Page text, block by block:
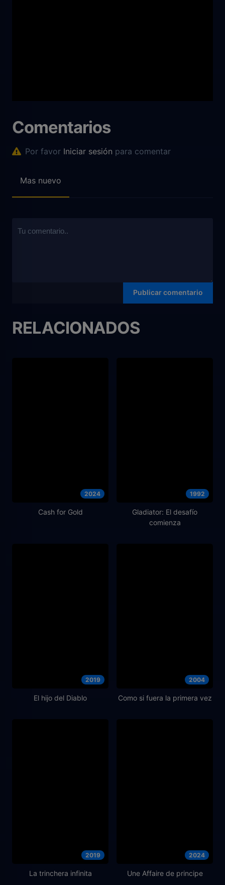
Comentarios
Por favor Iniciar sesión para comentar
Mas nuevo
RELACIONADOS
2024
Cash for Gold
1992
Gladiator: El desafío
comienza
2019
El hijo del Diablo
2004
Como si fuera la primera vez
2019
La trinchera infinita
2024
Une Affaire de principe